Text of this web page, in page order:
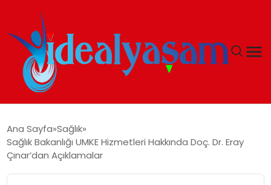
GÜNDEM
Ana Sayfa Sağlık
Sağlık Bakanlığı UMKE Hizmetleri Hakkında Doç. Dr. Eray
Çınar’dan Açıklamalar